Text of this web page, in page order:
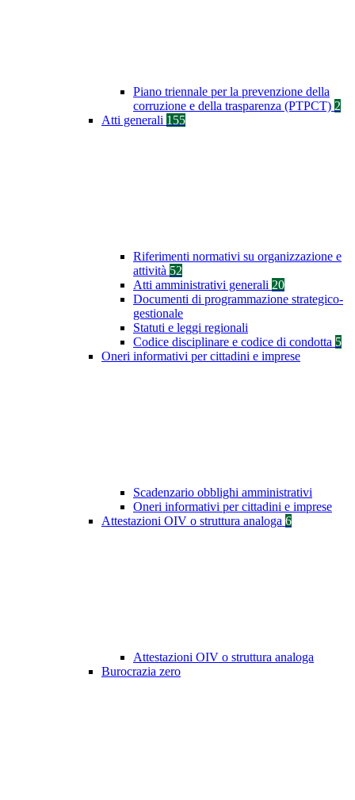
Piano triennale per la prevenzione della
corruzione e della trasparenza (PTPCT) 2
Atti generali 155
Riferimenti normativi su organizzazione e
attività 52
Atti amministrativi generali 20
Documenti di programmazione strategico-
gestionale
Statuti e leggi regionali
Codice disciplinare e codice di condotta 5
Oneri informativi per cittadini e imprese
Scadenzario obblighi amministrativi
Oneri informativi per cittadini e imprese
Attestazioni OIV o struttura analoga 6
Attestazioni OIV o struttura analoga
Burocrazia zero